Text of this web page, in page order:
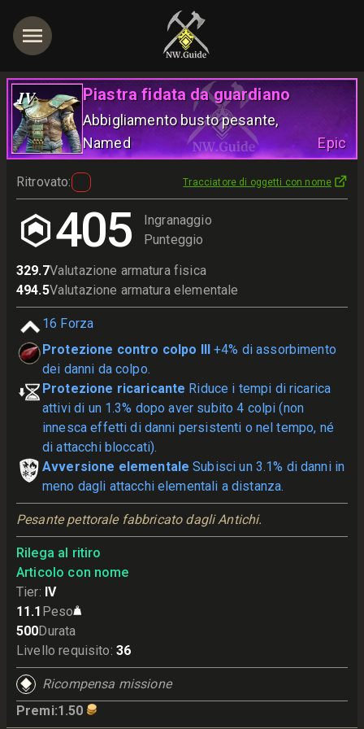
IV Piastra fidata da guardiano
Abbigliamento busto pesante,
Named
Epic
Ritrovato: Tracciatore di oggetti con nome
405
Ingranaggio
Punteggio
329.7Valutazione armatura fisica
494.5Valutazione armatura elementale
16 Forza
Protezione contro colpo III +4% di assorbimento
dei danni da colpo.
Protezione ricaricante Riduce i tempi di ricarica
attivi di un 1.3% dopo aver subito 4 colpi (non
innesca effetti di danni persistenti o nel tempo, né
di attacchi bloccati).
Avversione elementale Subisci un 3.1% di danni in
meno dagli attacchi elementali a distanza.
Pesante pettorale fabbricato dagli Antichi.
Rilega al ritiro
Articolo con nome
Tier: IV
11.1 Peso
500Durata
Livello requisito: 36
Ricompensa missione
Premi:1.50